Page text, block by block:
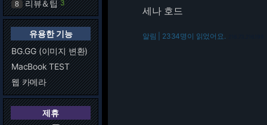
8 리뷰＆팁 3
유용한 기능
BG.GG (이미지 변환)
MacBook TEST
웹 카메라
제휴
세나 호드
알림 | 2334명이 읽었어요.